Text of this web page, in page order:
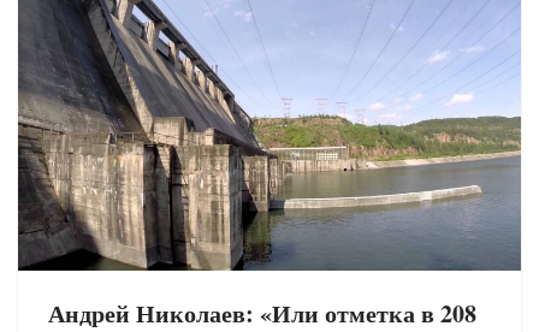
Андрей Николаев: «Или отметка в 208